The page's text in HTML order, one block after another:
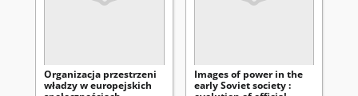
Organizacja przestrzeni
władzy w europejskich
Images of power in the
early Soviet society :